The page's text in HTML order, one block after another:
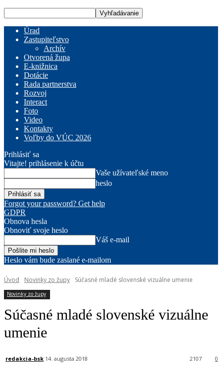
Úrad
Zastupiteľstvo
Archív
Otvorená župa
E-knižnica
Dotácie
Rada partnerstva
Rozvoj
Interact
Foto
Video
Kontakty
Voľby do VÚC 2026
Prihlásiť sa
Vitajte! prihlásenie k účtu
Vaše užívateľské meno
heslo
Forgot your password? Get help
GDPR
Obnova hesla
Obnoviť svoje heslo
Váš e-mail
Heslo vám bude zaslané e-mailom
Úvod Novinky zo župy Súčasné mladé slovenské vizuálne umenie
Novinky zo župy
Súčasné mladé slovenské vizuálne
umenie
redakcia-bsk 14. augusta 2018 0
2107